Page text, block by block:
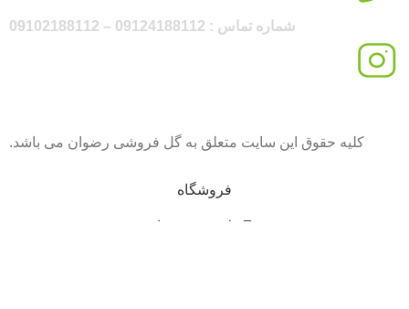
شماره تماس : 09124188112 – 09102188112
کلیه حقوق این سایت متعلق به گل فروشی رضوان می باشد.
فروشگاه
علاقه مندی ها